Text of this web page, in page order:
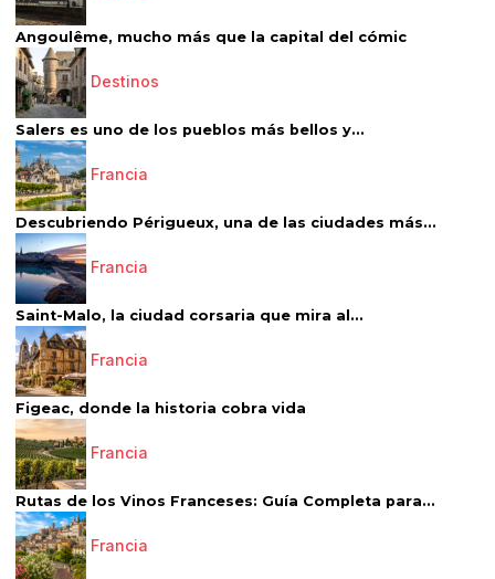
Angoulême, mucho más que la capital del cómic
Destinos
Salers es uno de los pueblos más bellos y...
Francia
Descubriendo Périgueux, una de las ciudades más...
Francia
Saint-Malo, la ciudad corsaria que mira al...
Francia
Figeac, donde la historia cobra vida
Francia
Rutas de los Vinos Franceses: Guía Completa para...
Francia